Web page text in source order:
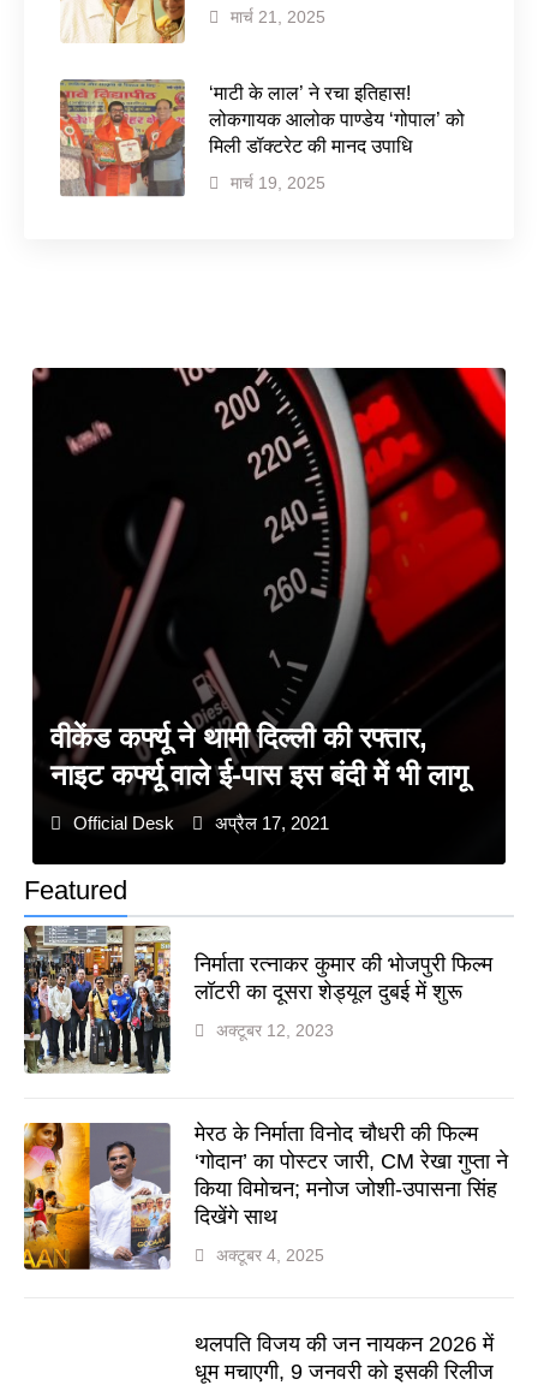
मार्च 21, 2025
‘माटी के लाल’ ने रचा इतिहास!
लोकगायक आलोक पाण्डेय ‘गोपाल’ को
मिली डॉक्टरेट की मानद उपाधि
मार्च 19, 2025
Featured
निर्माता रत्नाकर कुमार की भोजपुरी फिल्म
लॉटरी का दूसरा शेड्यूल दुबई में शुरू
अक्टूबर 12, 2023
मेरठ के निर्माता विनोद चौधरी की फिल्म
‘गोदान’ का पोस्टर जारी, CM रेखा गुप्ता ने
किया विमोचन; मनोज जोशी-उपासना सिंह
दिखेंगे साथ
अक्टूबर 4, 2025
थलपति विजय की जन नायकन 2026 में
धूम मचाएगी, 9 जनवरी को इसकी रिलीज
वीकेंड कर्फ्यू ने थामी दिल्ली की रफ्तार,
नाइट कर्फ्यू वाले ई-पास इस बंदी में भी लागू
Official Desk अप्रैल 17, 2021